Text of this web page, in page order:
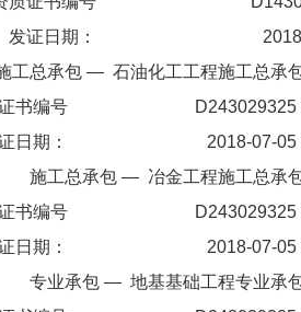
发证日期：
工总承包 — 石油化工工程施工总承
书编号
D243029325
日期：
2018-07-05
施工总承包 — 冶金工程施工总承
书编号
D243029325
日期：
2018-07-05
专业承包 — 地基基础工程专业承